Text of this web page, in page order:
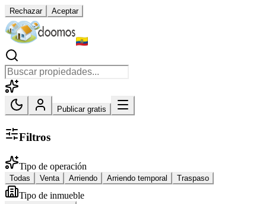
Rechazar Aceptar
Publicar gratis
Filtros
Tipo de operación
Todas Venta Arriendo Arriendo temporal Traspaso
Tipo de inmueble